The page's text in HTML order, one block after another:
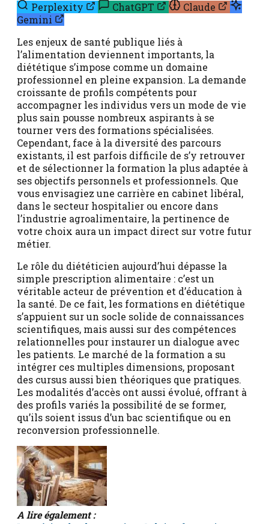
Perplexity ChatGPT
Claude
Gemini
Les enjeux de santé publique liés à
l’alimentation deviennent importants, la
diététique s’impose comme un domaine
professionnel en pleine expansion. La demande
croissante de profils compétents pour
accompagner les individus vers un mode de vie
plus sain pousse nombreux aspirants à se
tourner vers des formations spécialisées.
Cependant, face à la diversité des parcours
existants, il est parfois difficile de s’y retrouver
et de sélectionner la formation la plus adaptée à
ses objectifs personnels et professionnels. Que
vous envisagiez une carrière en cabinet libéral,
dans le secteur hospitalier ou encore dans
l’industrie agroalimentaire, la pertinence de
votre choix aura un impact direct sur votre futur
métier.
Le rôle du diététicien aujourd’hui dépasse la
simple prescription alimentaire : c’est un
véritable acteur de prévention et d’éducation à
la santé. De ce fait, les formations en diététique
s’appuient sur un socle solide de connaissances
scientifiques, mais aussi sur des compétences
relationnelles pour instaurer un dialogue avec
les patients. Le marché de la formation a su
intégrer ces multiples dimensions, proposant
des cursus aussi bien théoriques que pratiques.
Les modalités d’accès ont aussi évolué, offrant à
des profils variés la possibilité de se former,
qu’ils soient issus d’un bac scientifique ou en
reconversion professionnelle.
A lire également :